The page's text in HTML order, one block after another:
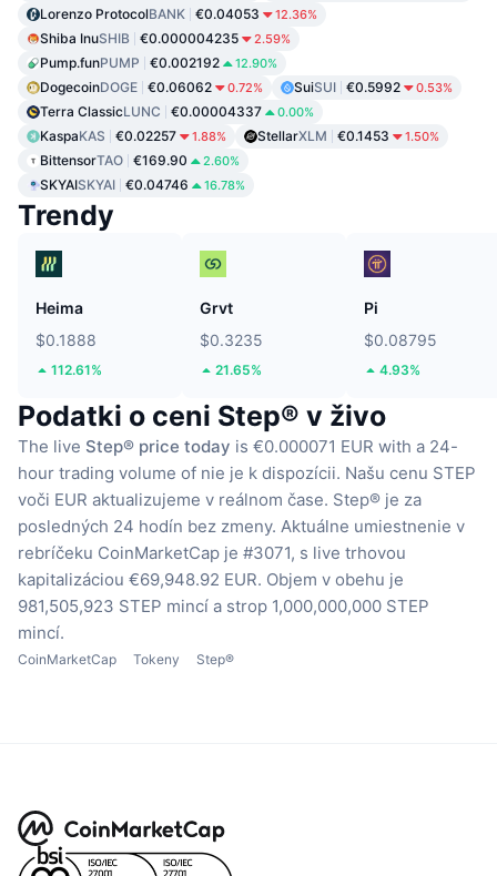
Lorenzo ProtocolBANK €0.04053 12.36%
Shiba InuSHIB €0.000004235 2.59%
Pump.funPUMP €0.002192 12.90%
DogecoinDOGE €0.06062 0.72% SuiSUI €0.5992 0.53%
Terra ClassicLUNC €0.00004337 0.00%
KaspaKAS €0.02257 1.88% StellarXLM €0.1453 1.50%
BittensorTAO €169.90 2.60%
SKYAISKYAI €0.04746 16.78%
Trendy
Heima
$0.1888
112.61%
Grvt
$0.3235
21.65%
Pi
$0.08795
4.93%
Podatki o ceni Step® v živo
The live Step® price today is €0.000071 EUR with a 24-
hour trading volume of nie je k dispozícii. Našu cenu STEP
voči EUR aktualizujeme v reálnom čase. Step® je za
posledných 24 hodín bez zmeny. Aktuálne umiestnenie v
rebríčeku CoinMarketCap je #3071, s live trhovou
kapitalizáciou €69,948.92 EUR. Objem v obehu je
981,505,923 STEP mincí a strop 1,000,000,000 STEP
mincí.
CoinMarketCap Tokeny Step®